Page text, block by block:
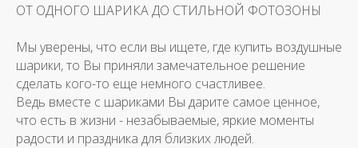
ОТ ОДНОГО ШАРИКА ДО СТИЛЬНОЙ ФОТОЗОНЫ
Мы уверены, что если вы ищете, где купить воздушные
шарики, то Вы приняли замечательное решение
сделать кого-то еще немного счастливее.
Ведь вместе с шариками Вы дарите самое ценное,
что есть в жизни - незабываемые, яркие моменты
радости и праздника для близких людей.